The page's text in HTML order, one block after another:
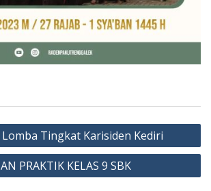
Tingkat Karisiden Kediri
PRAKTIK KELAS 9 SBK